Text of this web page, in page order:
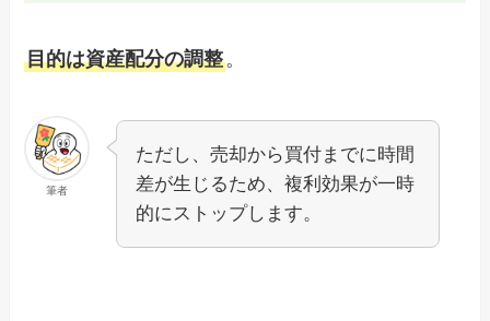
目的は資産配分の調整。
筆者
ただし、売却から買付までに時間
差が生じるため、複利効果が一時
的にストップします。